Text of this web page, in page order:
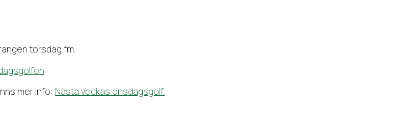
torsdag fm.
mer info: Nästa veckas onsdagsgolf.